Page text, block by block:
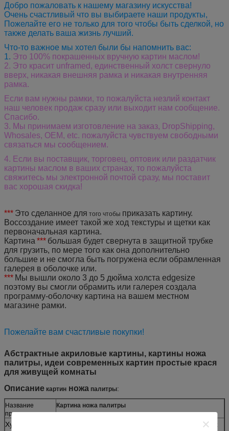
Добро пожаловать к нашему магазину искусства!
Очень счастливый что вы выбираете наши продукты,
Пожелайте его не только для того чтобы быть сделкой, но
также делать ваша жизнь лучший.
Что-то важное мы хотел были бы напомнить вас:
1. Это 100% покрашенных вручную картин маслом!
2. Это красит unframed, единственный холст свернуло
вверх, никакая внешняя рамка и никакая внутренняя
рамка.
Если вам нужны рамки, то пожалуйста незлий контакт
наш человек продаж сразу или выходит нам сообщение.
Спасибо.
3. Мы принимаем изготовление на заказ, DropShipping,
Whosales, OEM, etc. пожалуйста чувствуем свободными
связаться мы сообщением.
4. Если вы поставщик, торговец, оптовик или раздатчик
картины маслом в ваших странах, то пожалуйста
свяжитесь мы электронной почтой сразу, мы поставит
вас хорошая скидка!
*** Это сделанное для того чтобы приказать картину.
Воссоздание имеет такой же ход текстуры и щетки как
первоначальная картина.
Картина *** большая будет свернута в защитной трубке
для грузить, по мере того как она дополнительно
большие и не смогла быть погружена если обрамленная
галерея в оболочке или.
*** Мы вышли около 3 до 5 дюйма холста edgesize
поэтому вы смогли обрамить или галерея создала
программу-оболочку картина на вашем местном
магазине рамки.
Пожелайте вам счастливые покупки!
Абстрактные акриловые картины, картины ножа
палитры, идеи современных картин простые крася
для живущей комнаты
Описание картин ножа палитры:
Название
продукта
Картина ножа палитры
Художник
Мария d, этот художник хорошо на абстрактных